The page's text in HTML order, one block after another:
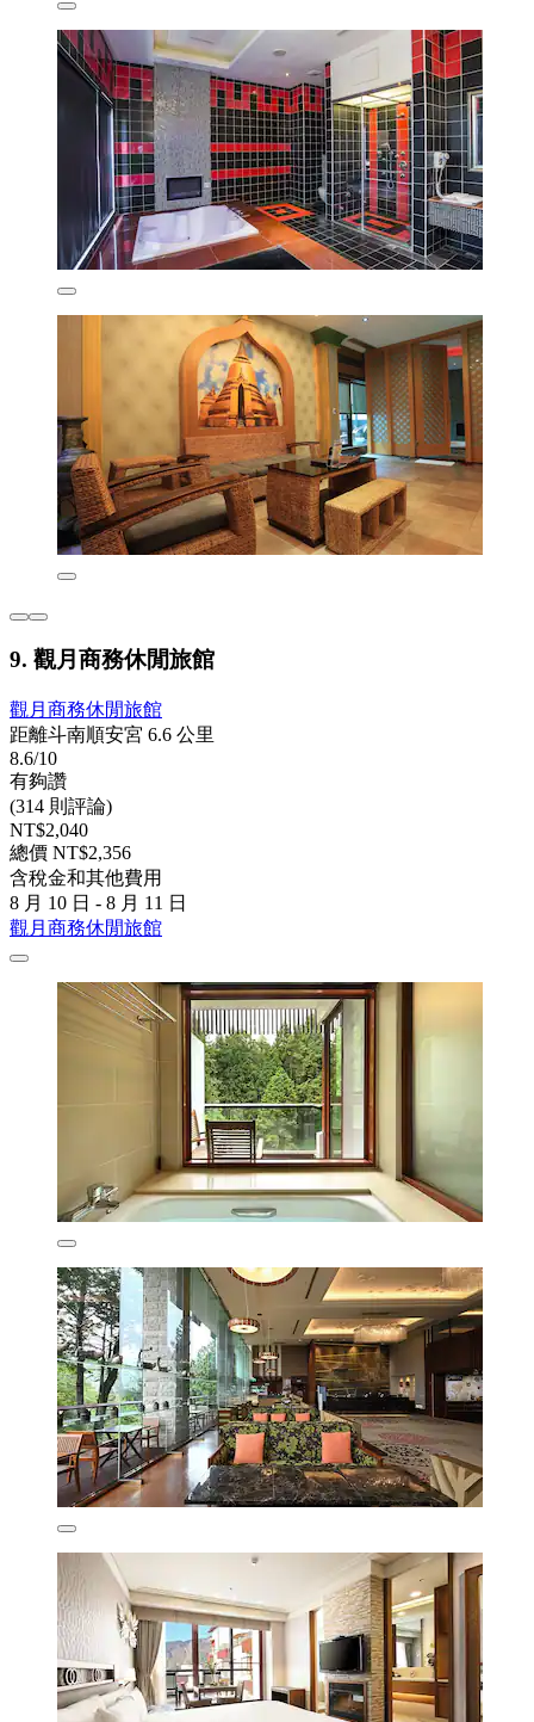
9. 觀月商務休閒旅館
觀月商務休閒旅館
距離斗南順安宮 6.6 公里
8.6/10
有夠讚
(314 則評論)
NT$2,040
總價 NT$2,356
含稅金和其他費用
8 月 10 日 - 8 月 11 日
觀月商務休閒旅館